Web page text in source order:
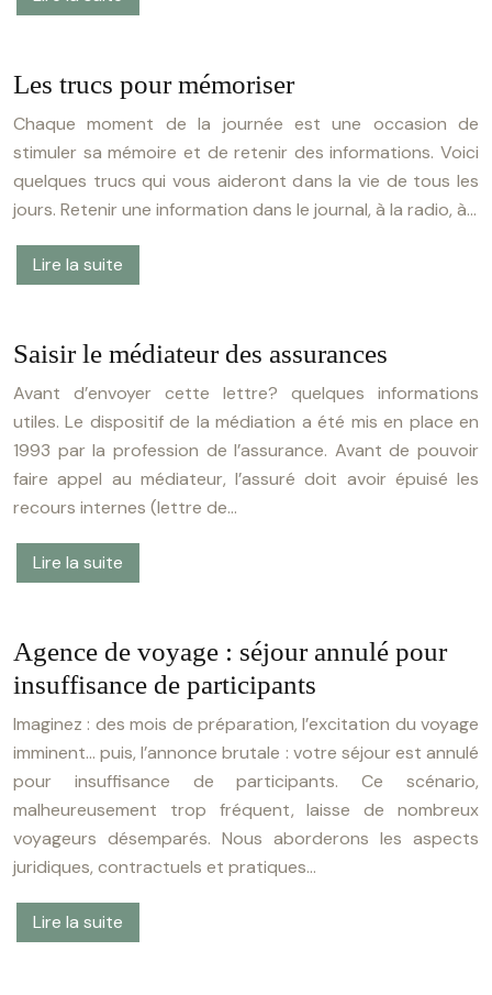
Les trucs pour mémoriser
Chaque moment de la journée est une occasion de
stimuler sa mémoire et de retenir des informations. Voici
quelques trucs qui vous aideront dans la vie de tous les
jours. Retenir une information dans le journal, à la radio, à…
Lire la suite
Saisir le médiateur des assurances
Avant d’envoyer cette lettre? quelques informations
utiles. Le dispositif de la médiation a été mis en place en
1993 par la profession de l’assurance. Avant de pouvoir
faire appel au médiateur, l’assuré doit avoir épuisé les
recours internes (lettre de…
Lire la suite
Agence de voyage : séjour annulé pour
insuffisance de participants
Imaginez : des mois de préparation, l’excitation du voyage
imminent… puis, l’annonce brutale : votre séjour est annulé
pour insuffisance de participants. Ce scénario,
malheureusement trop fréquent, laisse de nombreux
voyageurs désemparés. Nous aborderons les aspects
juridiques, contractuels et pratiques…
Lire la suite